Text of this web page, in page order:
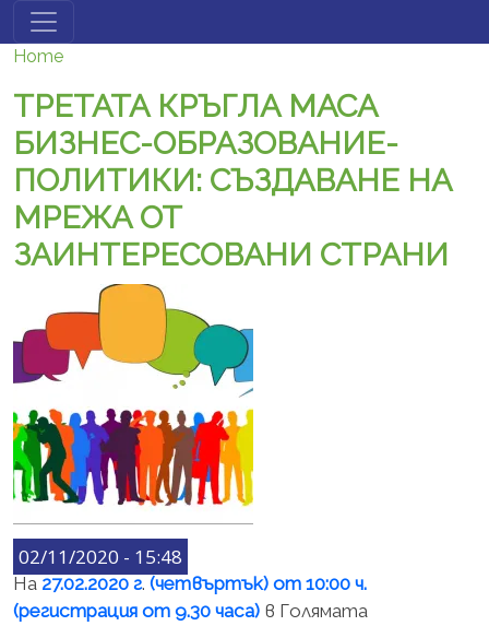
Skip to main content
Home
ТРЕТАТА КРЪГЛА МАСА
БИЗНЕС-ОБРАЗОВАНИЕ-
ПОЛИТИКИ: СЪЗДАВАНЕ НА
МРЕЖА ОТ
ЗАИНТЕРЕСОВАНИ СТРАНИ
02/11/2020 - 15:48
На 27.02.2020 г. (четвъртък) от 10:00 ч.
(регистрация от 9.30 часа) в Голямата